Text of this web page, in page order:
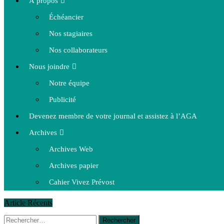
Échéancier
Nos stagiaires
Nos collaborateurs
Nous joindre
Notre équipe
Publicité
Devenez membre de votre journal et assistez à l’AGA
Archives
Archives Web
Archives papier
Cahier Vivez Prévost
Article Récents
14 octobre 2015
La course de boîtes à savon du club
Rechercher :